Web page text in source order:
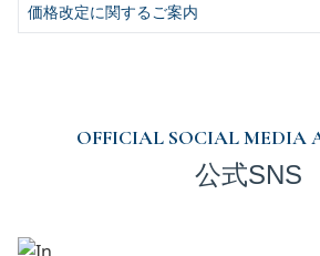
価格改定に関するご案内
OFFICIAL SOCIAL MEDIA
公式SNS